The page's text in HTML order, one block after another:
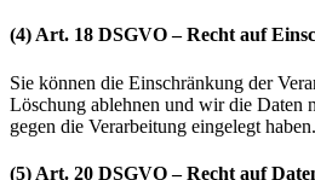
(4) Art. 18 DSGVO – Recht auf
Sie können die Einschränkung der
Löschung ablehnen und wir die Daten
gegen die Verarbeitung eingelegt haben.
(5) Art. 20 DSGVO – Recht auf